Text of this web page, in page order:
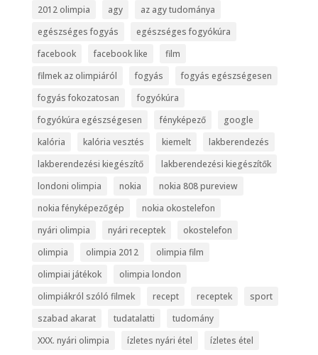
2012 olimpia agy
az agy tudománya
egészséges fogyás
egészséges fogyókúra
facebook
facebook like
film
filmek az olimpiáról
fogyás
fogyás egészségesen
fogyás fokozatosan
fogyókúra
fogyókúra egészségesen
fényképező
google
kalória
kalória vesztés kiemelt
lakberendezés
lakberendezési kiegészítő
lakberendezési kiegészítők
londoni olimpia
nokia
nokia 808 pureview
nokia fényképezőgép
nokia okostelefon
nyári olimpia
nyári receptek
okostelefon
olimpia
olimpia 2012
olimpia film
olimpiai játékok
olimpia london
olimpiákról szóló filmek
recept receptek
sport
szabad akarat
tudatalatti
tudomány
XXX. nyári olimpia
ízletes nyári étel ízletes étel